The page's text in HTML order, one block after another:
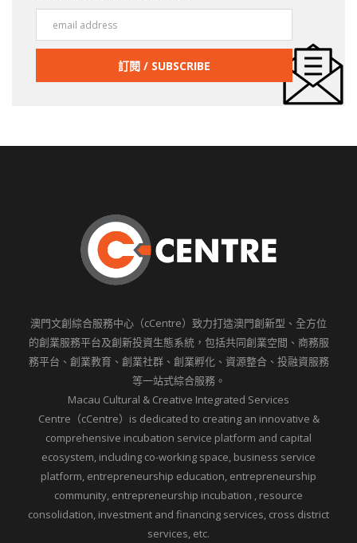
澳門文創綜合服務中心（cCentre）致力打造澳門創新型、全方位
的創業服務平台及創新投資生態系統，包括共同創業空間、商務服
務平台、創業教育、創業社群、創業孵化、資源整合、投融資服務
等一站式綜合服務。
Macau Cultural & Creative Integrated Services
Centre（cCentre）is dedicated to creating an innovative &
comprehensive incubation service platform and capital
ecosystem, including co-working space, business service
platform, entrepreneurship education, entrepreneurship
community, entrepreneurship incubation , resource
consolidation, investment and financing services, cross district
services, etc.